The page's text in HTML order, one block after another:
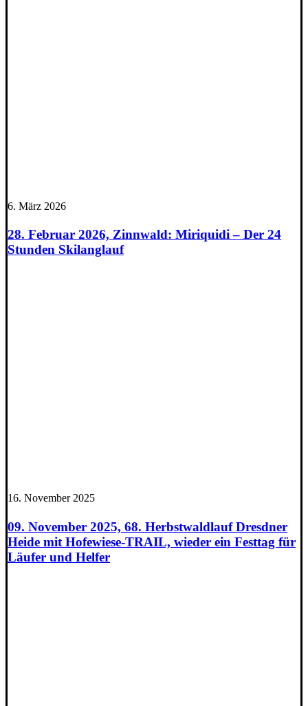
6. März 2026
28. Februar 2026, Zinnwald: Miriquidi – Der 24
Stunden Skilanglauf
16. November 2025
09. November 2025, 68. Herbstwaldlauf Dresdner
Heide mit Hofewiese-TRAIL, wieder ein Festtag für
Läufer und Helfer